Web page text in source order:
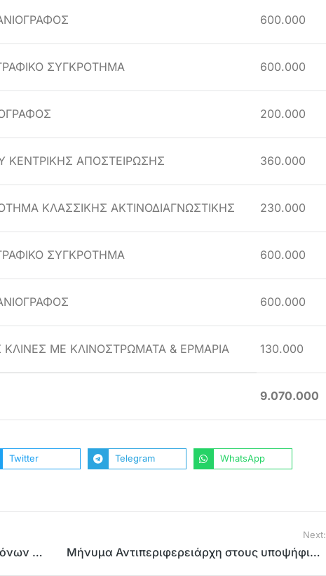
600.000
ΣΥΓΚΡΟΤΗΜΑ 600.000
200.000
ΚΕΝΤΡΙΚΗΣ ΑΠΟΣΤΕΙΡΩΣΗΣ 360.000
ΚΛΑΣΣΙΚΗΣ ΑΚΤΙΝΟΔΙΑΓΝΩΣΤΙΚΗΣ 230.000
ΣΥΓΚΡΟΤΗΜΑ 600.000
600.000
ΜΕ ΚΛΙΝΟΣΤΡΩΜΑΤΑ & ΕΡΜΑΡΙΑ 130.000
9.070.000
Twitter Telegram WhatsApp
Ευχαριστήρια επιστολή γονέων-κηδεμόνων παιδιών Σικιαριδείου προς την Περιφέρεια Αττικής
Next:
Μήνυμα Αντιπεριφερειάρχη στους υποψήφιους για τις Πανελλαδικές εξετάσεις